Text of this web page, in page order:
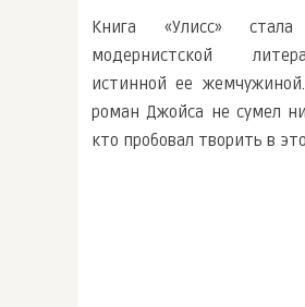
Книга «Улисс» стала
модернистской
истинной ее
роман Джойса не сумел
кто пробовал творить в